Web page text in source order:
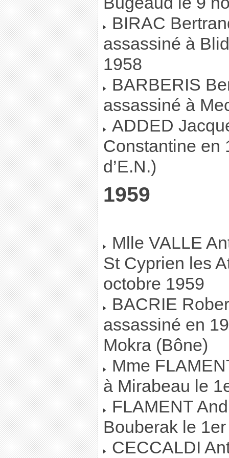
BIRAC
assassiné à
1958
BARBERIS
assassiné à
ADDED
Constantine en
d’E.N.)
1959
Mlle VALLE
St Cyprien les
octobre 1959
BACRIE
assassiné en
Mokra (Bône)
Mme
à Mirabeau le
FLAMENT
Bouberak le
CECCALDI